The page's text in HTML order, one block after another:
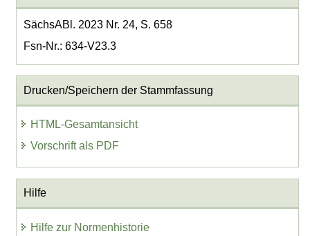
SächsABl. 2023 Nr. 24, S. 658
Fsn-Nr.: 634-V23.3
Drucken/Speichern der Stammfassung
HTML-Gesamtansicht
Vorschrift als PDF
Hilfe
Hilfe zur Normenhistorie